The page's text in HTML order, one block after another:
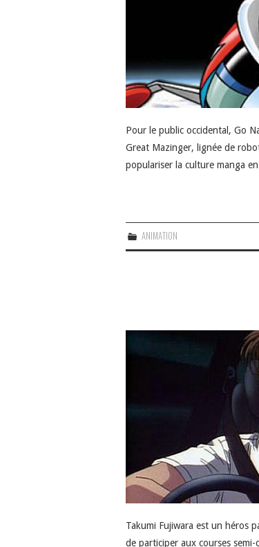
Pour le public occidental, Go
Great Mazinger, lignée de
populariser la culture manga
ANIMATION
Takumi Fujiwara est un héros
de participer aux courses